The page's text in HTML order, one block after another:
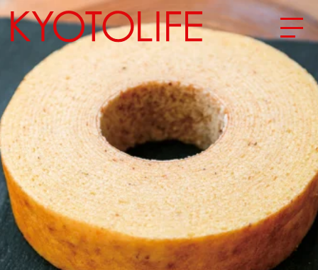
エリアから探す
地図から探す
カテゴリーから探す
SPECIAL
NEW OPEN